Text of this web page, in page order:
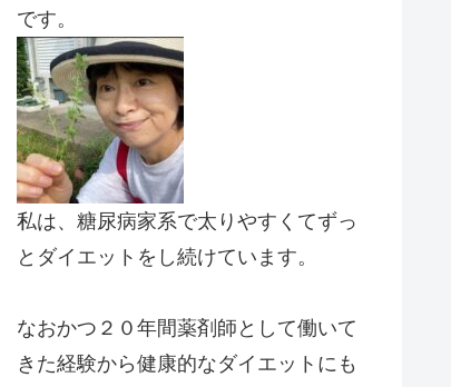
です。
私は、糖尿病家系で太りやすくてずっ
とダイエットをし続けています。
なおかつ２０年間薬剤師として働いて
きた経験から健康的なダイエットにも